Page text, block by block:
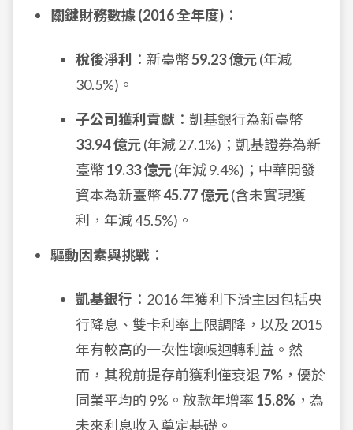
關鍵財務數據 (2016 全年度) ：
稅後淨利 ：新臺幣59.23 億元(年減
30.5%)。
子公司獲利貢獻 ：凱基銀行為新臺幣
33.94 億元(年減 27.1%)；凱基證券為新
臺幣19.33 億元(年減 9.4%)；中華開發
資本為新臺幣45.77 億元(含未實現獲
利，年減 45.5%)。
驅動因素與挑戰 ：
凱基銀行 ：2016 年獲利下滑主因包括央
行降息、雙卡利率上限調降，以及 2015
年有較高的一次性壞帳迴轉利益。然
而，其稅前提存前獲利僅衰退 7% ，優於
同業平均的 9%。放款年增率 15.8% ，為
未來利息收入奠定基礎。